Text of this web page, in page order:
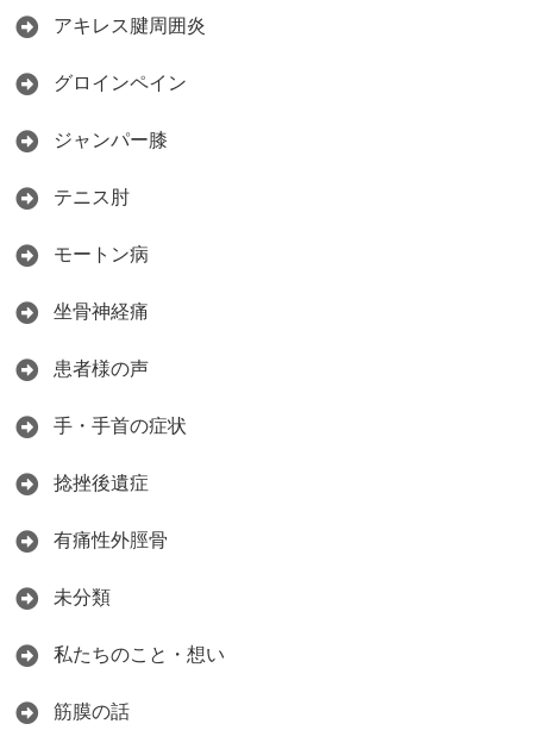
アキレス腱周囲炎
グロインペイン
ジャンパー膝
テニス肘
モートン病
坐骨神経痛
患者様の声
手・手首の症状
捻挫後遺症
有痛性外脛骨
未分類
私たちのこと・想い
筋膜の話